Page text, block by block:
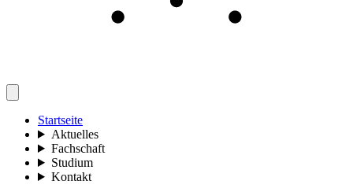
Startseite
Aktuelles
Fachschaft
Studium
Kontakt